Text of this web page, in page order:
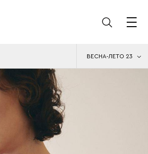
ВЕСНА-ЛЕТО 23